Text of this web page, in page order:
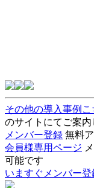
その他の導入事例こ
のサイトにてご案内
メンバー登録 無料
会員様専用ページ
可能です
いますぐメンバー登